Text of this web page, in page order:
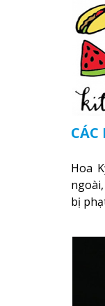
Hoa
bị